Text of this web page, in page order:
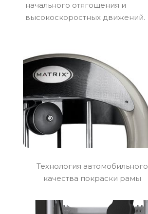
начального отягощения и
высокоскоростных движений.
Технология автомобильного
качества покраски рамы